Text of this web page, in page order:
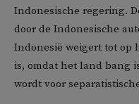
Indonesische regering.
door de Indonesische
Indonesië weigert tot op
is, omdat het land bang
wordt voor